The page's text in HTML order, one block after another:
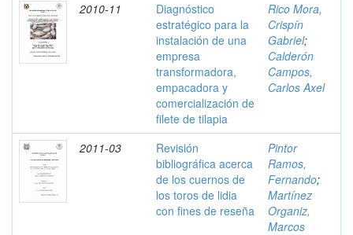
2010-11
Diagnóstico
estratégico para la
instalación de una
empresa
transformadora,
empacadora y
comercialización de
filete de tilapia
Rico Mora,
Crispín
Gabriel;
Calderón
Campos,
Carlos Axel
2011-03
Revisión
bibliográfica acerca
de los cuernos de
los toros de lidia
con fines de reseña
Pintor
Ramos,
Fernando;
Martínez
Organiz,
Marcos